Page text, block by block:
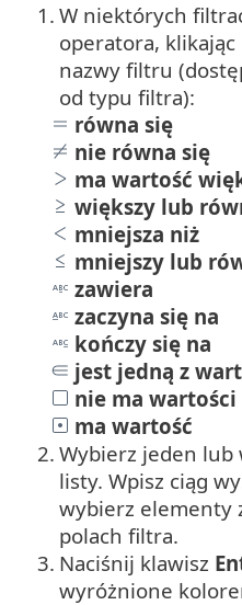
1. W niektórych
operatora,
nazwy filtru
od typu filtra):
równa się
nie równa się
ma wartość
większy lub
mniejsza niż
mniejszy lub
zawiera
zaczyna się na
kończy się na
jest jedną z
nie ma wartości
ma wartość
2. Wybierz jeden lub
listy. Wpisz ciąg
wybierz elementy
polach filtra.
3. Naciśnij klawisz
wyróżnione